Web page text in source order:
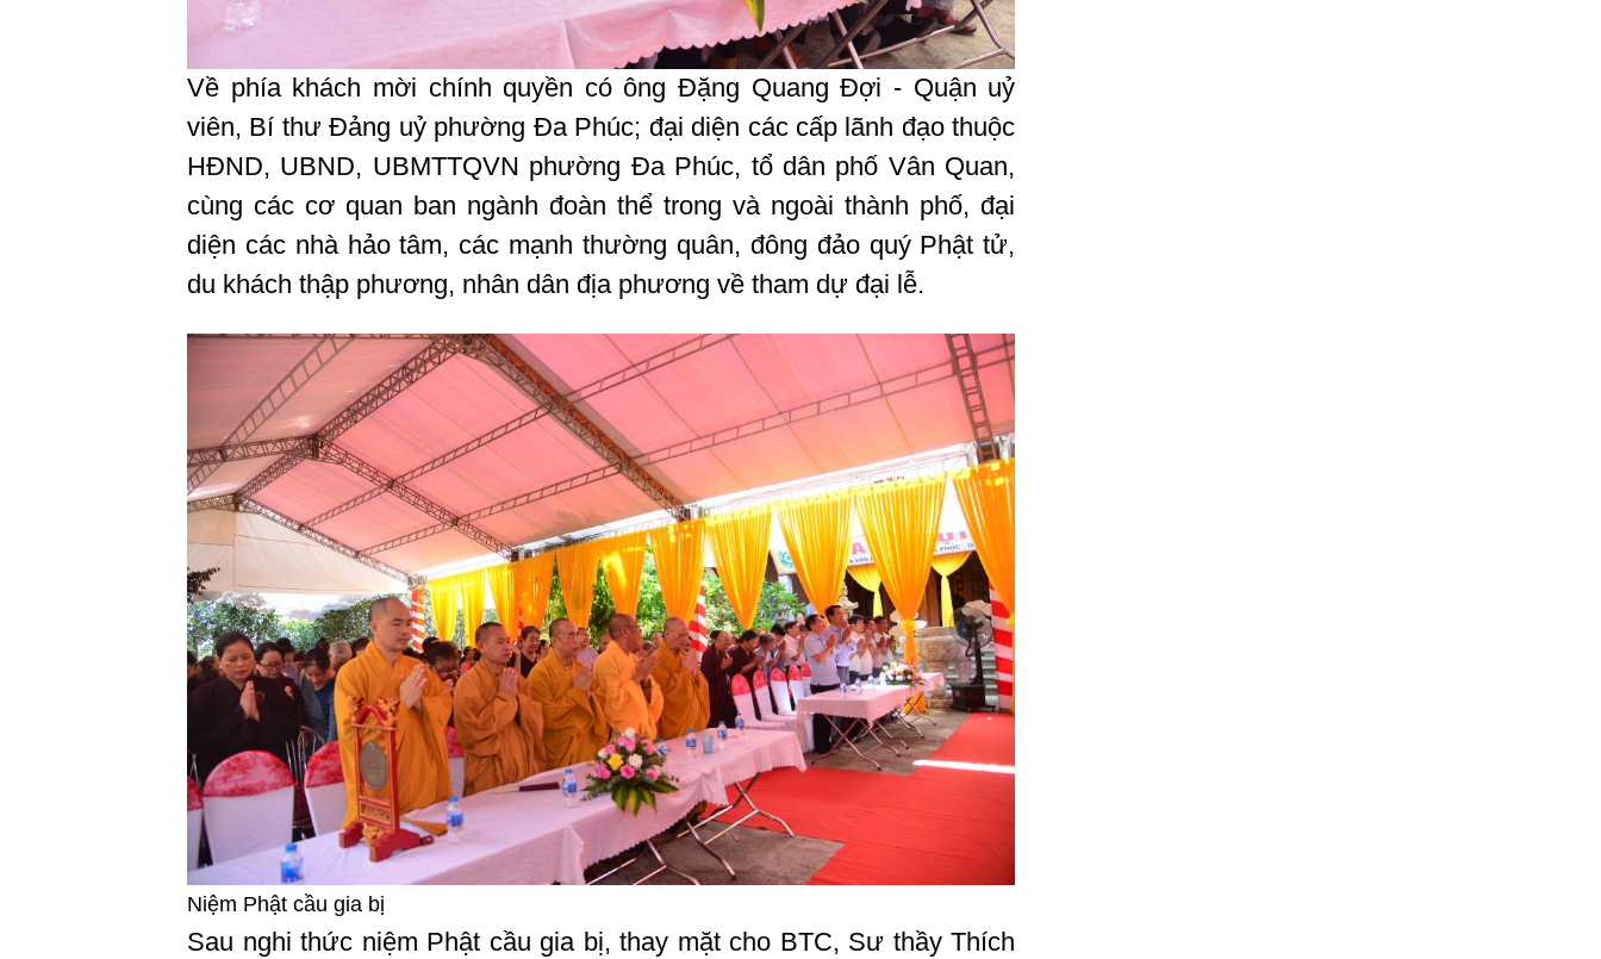
Về phía khách mời chính quyền có ông Đặng Quang Đợi - Quận uỷ
viên, Bí thư Đảng uỷ phường Đa Phúc; đại diện các cấp lãnh đạo thuộc
HĐND, UBND, UBMTTQVN phường Đa Phúc, tổ dân phố Vân Quan,
cùng các cơ quan ban ngành đoàn thể trong và ngoài thành phố, đại
diện các nhà hảo tâm, các mạnh thường quân, đông đảo quý Phật tử,
du khách thập phương, nhân dân địa phương về tham dự đại lễ.
Niệm Phật cầu gia bị
Sau nghi thức niệm Phật cầu gia bị, thay mặt cho BTC, Sư thầy Thích